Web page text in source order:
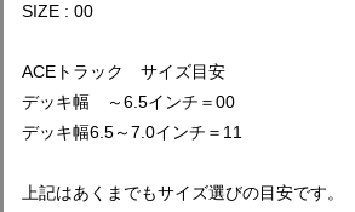
SIZE : 00
ACEトラック サイズ目安
デッキ幅 ～6.5インチ＝00
デッキ幅6.5～7.0インチ＝11
上記はあくまでもサイズ選びの目安です。